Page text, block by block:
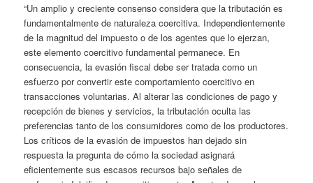
“Un amplio y creciente consenso considera que la tributación es
fundamentalmente de naturaleza coercitiva. Independientemente
de la magnitud del impuesto o de los agentes que lo ejerzan,
este elemento coercitivo fundamental permanece. En
consecuencia, la evasión fiscal debe ser tratada como un
esfuerzo por convertir este comportamiento coercitivo en
transacciones voluntarias. Al alterar las condiciones de pago y
recepción de bienes y servicios, la tributación oculta las
preferencias tanto de los consumidores como de los productores.
Los críticos de la evasión de impuestos han dejado sin
respuesta la pregunta de cómo la sociedad asignará
eficientemente sus escasos recursos bajo señales de